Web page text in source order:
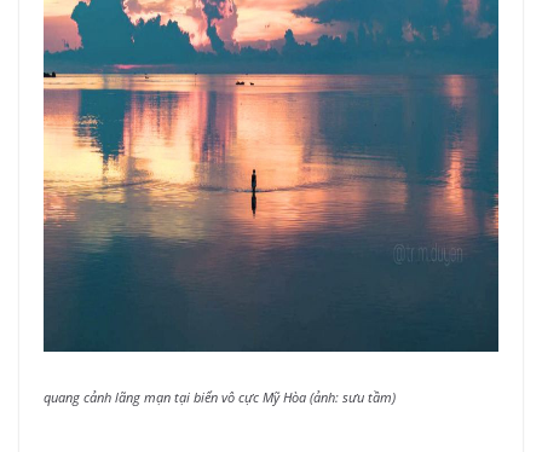
quang cảnh lãng mạn tại biển vô cực Mỹ Hòa (ảnh: sưu tầm)